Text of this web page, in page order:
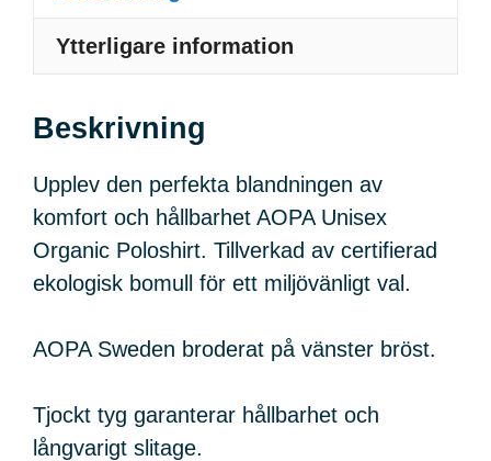
Ytterligare information
Beskrivning
Upplev den perfekta blandningen av
komfort och hållbarhet AOPA Unisex
Organic Poloshirt. Tillverkad av certifierad
ekologisk bomull för ett miljövänligt val.
AOPA Sweden broderat på vänster bröst.
Tjockt tyg garanterar hållbarhet och
långvarigt slitage.